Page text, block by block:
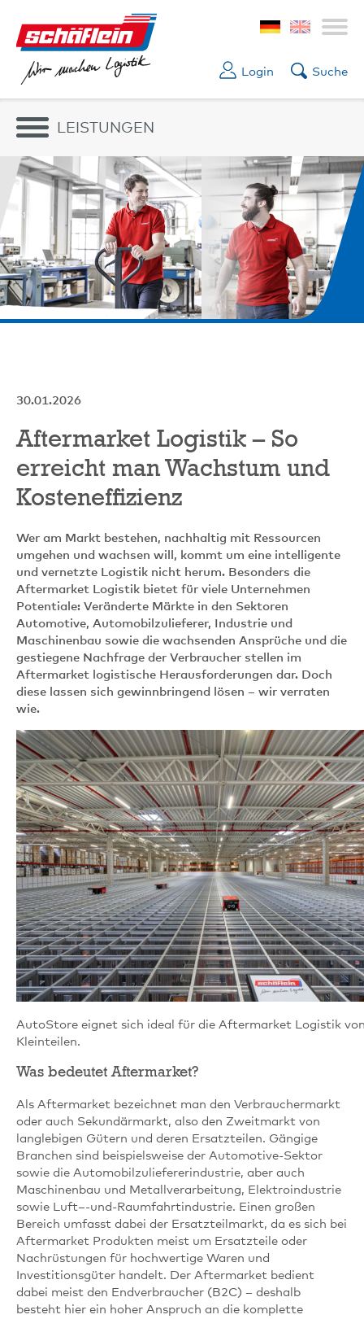
Login Suche
30.01.2026
Aftermarket Logistik – So
erreicht man Wachstum und
Kosteneffizienz
Wer am Markt bestehen, nachhaltig mit Ressourcen
umgehen und wachsen will, kommt um eine intelligente
und vernetzte Logistik nicht herum. Besonders die
Aftermarket Logistik bietet für viele Unternehmen
Potentiale: Veränderte Märkte in den Sektoren
Automotive, Automobilzulieferer, Industrie und
Maschinenbau sowie die wachsenden Ansprüche und die
gestiegene Nachfrage der Verbraucher stellen im
Aftermarket logistische Herausforderungen dar. Doch
diese lassen sich gewinnbringend lösen – wir verraten
wie.
AutoStore eignet sich ideal für die Aftermarket Logistik
Kleinteilen.
Was bedeutet Aftermarket?
Als Aftermarket bezeichnet man den Verbrauchermarkt
oder auch Sekundärmarkt, also den Zweitmarkt von
langlebigen Gütern und deren Ersatzteilen. Gängige
Branchen sind beispielsweise der Automotive-Sektor
sowie die Automobilzuliefererindustrie, aber auch
Maschinenbau und Metallverarbeitung, Elektroindustrie
sowie Luft–-und-Raumfahrtindustrie. Einen großen
Bereich umfasst dabei der Ersatzteilmarkt, da es sich bei
Aftermarket Produkten meist um Ersatzteile oder
Nachrüstungen für hochwertige Waren und
Investitionsgüter handelt. Der Aftermarket bedient
dabei meist den Endverbraucher (B2C) – deshalb
besteht hier ein hoher Anspruch an die komplette